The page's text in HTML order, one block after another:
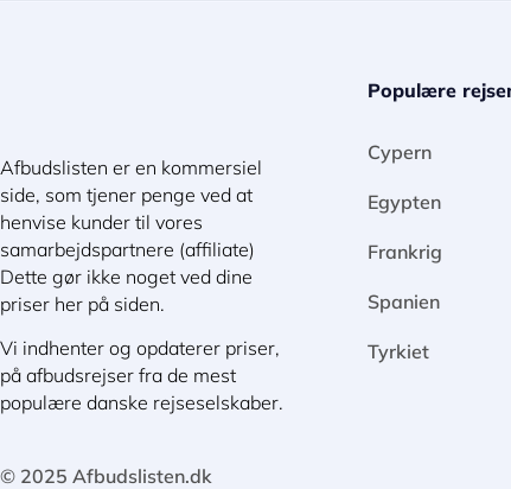
Afbudslisten er en kommersiel
side, som tjener penge ved at
henvise kunder til vores
samarbejdspartnere (affiliate)
Dette gør ikke noget ved dine
priser her på siden.
Vi indhenter og opdaterer priser,
på afbudsrejser fra de mest
populære danske rejseselskaber.
© 2025 Afbudslisten.dk
Populære
Cypern
Egypten
Frankrig
Spanien
Tyrkiet